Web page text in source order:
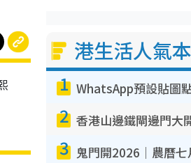
港生活人氣
1
2
3